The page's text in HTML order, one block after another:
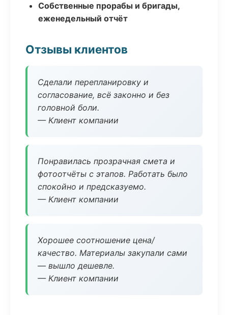
Собственные прорабы и бригады,
еженедельный отчёт
Отзывы клиентов
Сделали перепланировку и
согласование, всё законно и без
головной боли.
— Клиент компании
Понравилась прозрачная смета и
фотоотчёты с этапов. Работать было
спокойно и предсказуемо.
— Клиент компании
Хорошее соотношение цена/
качество. Материалы закупали сами
— вышло дешевле.
— Клиент компании